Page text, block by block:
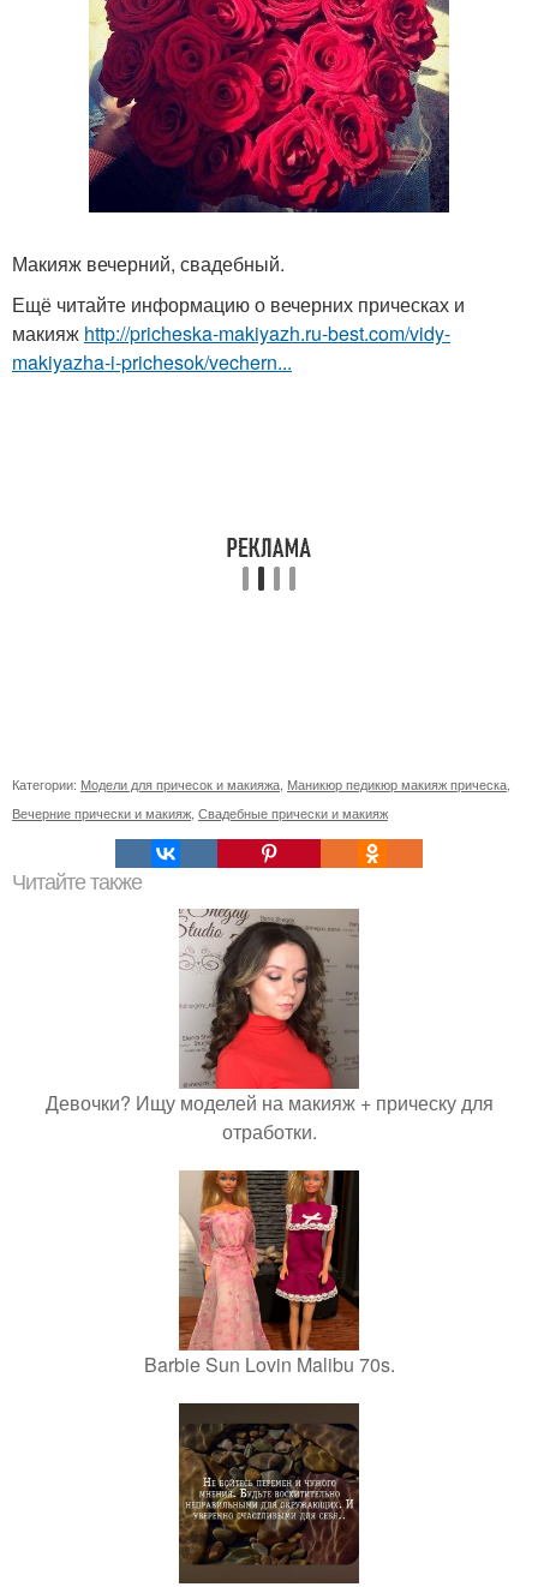
Макияж вечерний, свадебный.
Ещё читайте информацию о вечерних прическах и
макияж http://pricheska-makiyazh.ru-best.com/vidy-
makiyazha-i-prichesok/vechern...
Категории: Модели для причесок и макияжа Маникюр педикюр макияж прическа
Вечерние прически и макияж Свадебные прически и макияж
Читайте также
Девочки? Ищу моделей на макияж + прическу для
отработки.
Barbie Sun Lovin Malibu 70s.